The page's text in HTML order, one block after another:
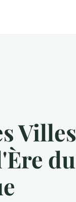
Villes
du